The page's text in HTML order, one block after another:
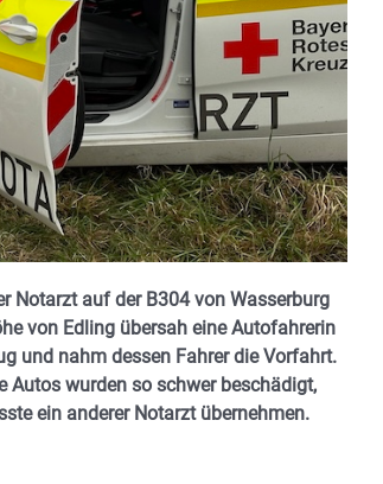
Notarzt auf der B304 von Wasserburg
von Edling übersah eine Autofahrerin
und nahm dessen Fahrer die Vorfahrt.
Autos wurden so schwer beschädigt,
ein anderer Notarzt übernehmen.